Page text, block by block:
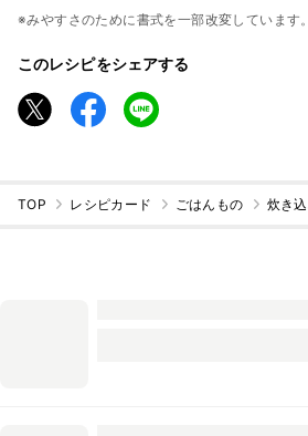
※みやすさのために書式を一部改変しています。
このレシピをシェアする
TOP レシピカード ごはんもの